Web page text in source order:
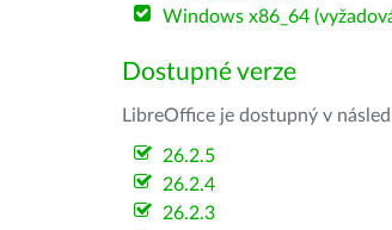
Windows x86_64
Dostupné verze
LibreOffice je dostupný v
26.2.5
26.2.4
26.2.3